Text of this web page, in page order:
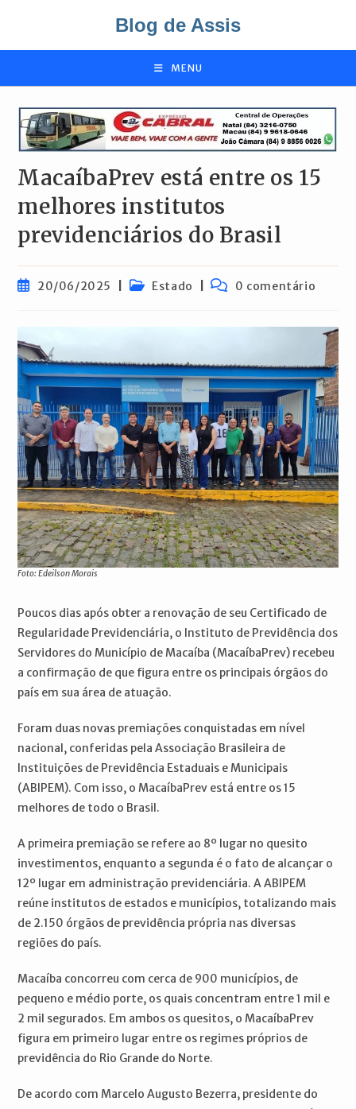
o
Blog de Assis
MENU
MacaíbaPrev está entre os 15
melhores institutos
previdenciários do Brasil
Post20/06/2025
Categoria
Estado
Comentários
0 comentário
Foto: Edeilson Morais
Poucos dias após obter a renovação de seu Certificado de
Regularidade Previdenciária, o Instituto de Previdência dos
Servidores do Município de Macaíba (MacaíbaPrev) recebeu
a confirmação de que figura entre os principais órgãos do
país em sua área de atuação.
Foram duas novas premiações conquistadas em nível
nacional, conferidas pela Associação Brasileira de
Instituições de Previdência Estaduais e Municipais
(ABIPEM). Com isso, o MacaíbaPrev está entre os 15
melhores de todo o Brasil.
A primeira premiação se refere ao 8º lugar no quesito
investimentos, enquanto a segunda é o fato de alcançar o
12º lugar em administração previdenciária. A ABIPEM
reúne institutos de estados e municípios, totalizando mais
de 2.150 órgãos de previdência própria nas diversas
regiões do país.
Macaíba concorreu com cerca de 900 municípios, de
pequeno e médio porte, os quais concentram entre 1 mil e
2 mil segurados. Em ambos os quesitos, o MacaíbaPrev
figura em primeiro lugar entre os regimes próprios de
previdência do Rio Grande do Norte.
De acordo com Marcelo Augusto Bezerra, presidente do